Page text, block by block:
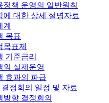
정책 운영의 일반원칙
에 대한 상세 설명자료
계
목표
목표제
기준금리
의 실제운영
효과의 파급
정회의 일정 및 자료
방향 결정회의